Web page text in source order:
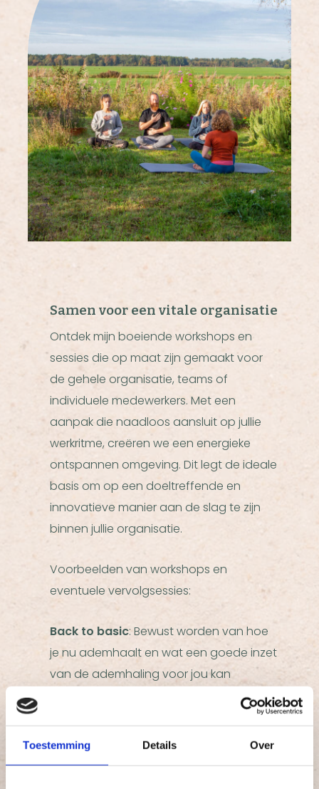
Toestemming Details Over
Samen voor een vitale organisatie
Ontdek mijn boeiende workshops en
sessies die op maat zijn gemaakt voor
de gehele organisatie, teams of
individuele medewerkers. Met een
aanpak die naadloos aansluit op jullie
werkritme, creëren we een energieke
ontspannen omgeving. Dit legt de ideale
basis om op een doeltreffende en
innovatieve manier aan de slag te zijn
binnen jullie organisatie.
Voorbeelden van workshops en
eventuele vervolgsessies:
Back to basic: Bewust worden van hoe
je nu ademhaalt en wat een goede inzet
van de ademhaling voor jou kan